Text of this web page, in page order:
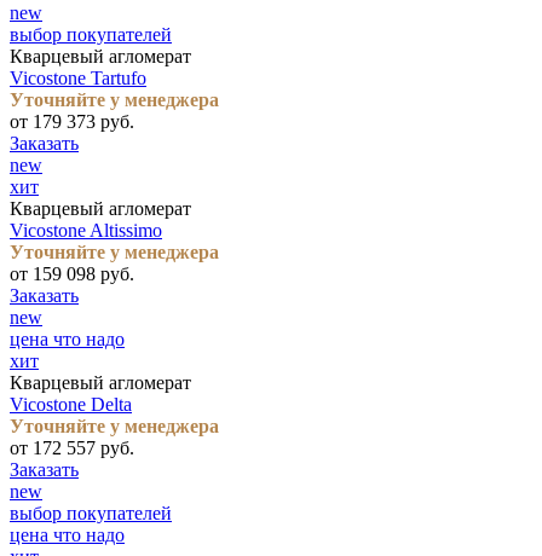
new
выбор покупателей
Кварцевый агломерат
Vicostone Tartufo
Уточняйте у менеджера
от 179 373 руб.
Заказать
new
хит
Кварцевый агломерат
Vicostone Altissimo
Уточняйте у менеджера
от 159 098 руб.
Заказать
new
цена что надо
хит
Кварцевый агломерат
Vicostone Delta
Уточняйте у менеджера
от 172 557 руб.
Заказать
new
выбор покупателей
цена что надо